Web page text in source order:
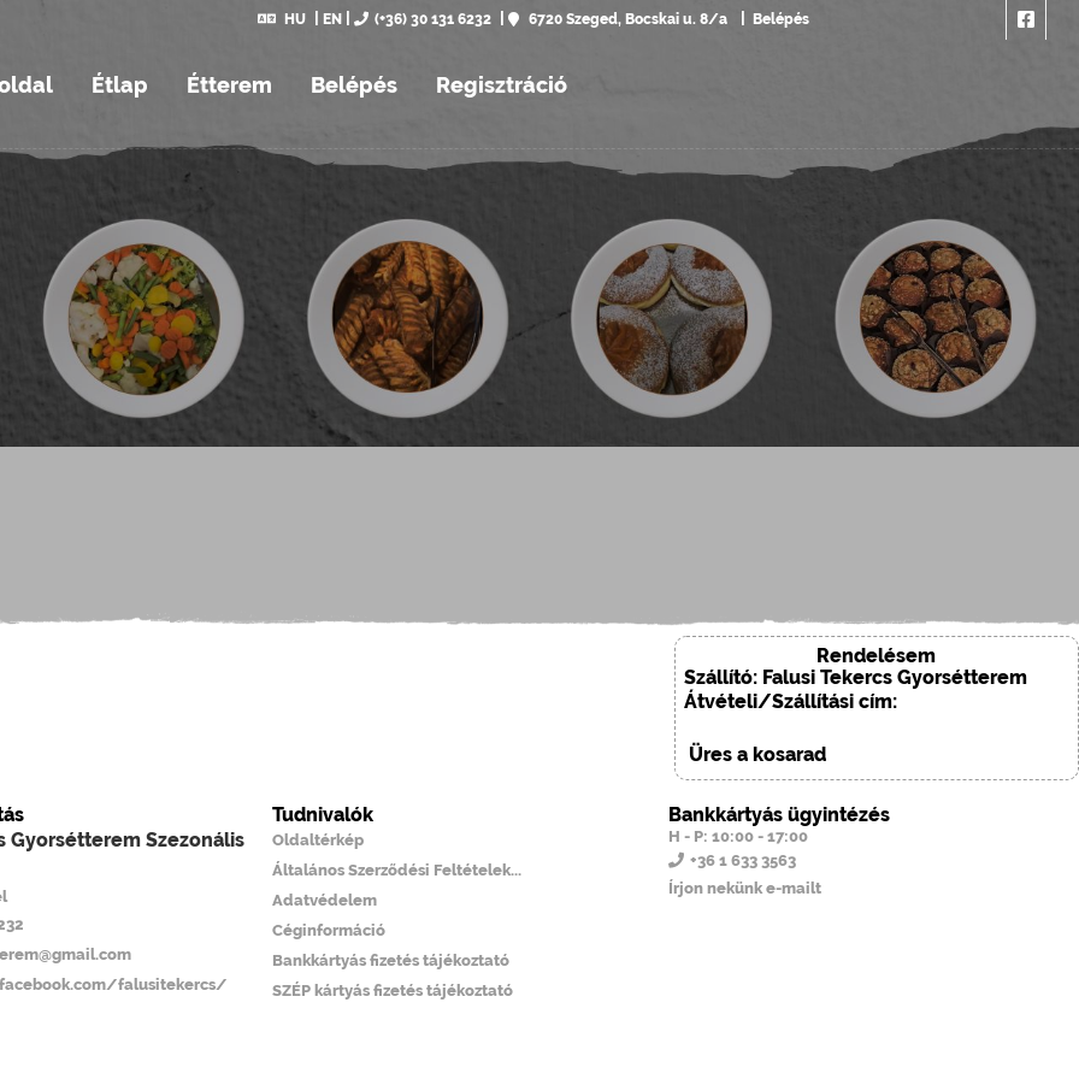
HU EN (+36) 30 131 6232 6720 Szeged, Bocskai u. 8/a Belépés
Étlap Étterem Belépés Regisztráció
Rendelésem
Szállító: Falusi Tekercs Gyorsétterem
Átvételi/Szállítási cím:
Üres a kosarad
Gyorsétterem Szezonális
falusitekercs/
Tudnivalók
Oldaltérkép
Általános Szerződési Feltételek...
Adatvédelem
Céginformáció
Bankkártyás fizetés tájékoztató
SZÉP kártyás fizetés tájékoztató
Bankkártyás ügyintézés
H - P: 10:00 - 17:00
+36 1 633 3563
Írjon nekünk e-mailt